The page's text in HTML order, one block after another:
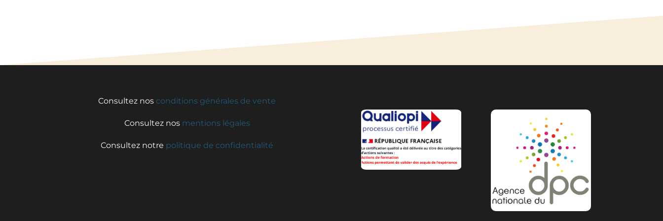
Consultez nos conditions générales de vente
Consultez nos mentions légales
Consultez notre politique de confidentialité